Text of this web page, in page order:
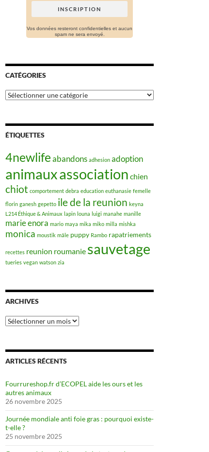
Vos données resteront confidentielles et aucun
spam ne sera envoyé.
CATÉGORIES
Catégories
ÉTIQUETTES
4newlifeabandons adhesion adoption
animauxassociation chien
chiot comportement debra education euthanasie femelle
florin ganesh gepetto ile de la reunion keyna
L214 Éthique & Animaux lapin louna luigi manahe manille
marie enora mario maya mika miko milla mishka
monica moustik mâle puppy Rambo rapatriements
recettes reunion roumanie sauvetage
tueries vegan watson zia
ARCHIVES
Archives
ARTICLES RÉCENTS
Fourrureshop.fr d’ECOPEL aide les ours et les
autres animaux
26 novembre 2025
Journée mondiale anti foie gras : pourquoi existe-
t-elle ?
25 novembre 2025